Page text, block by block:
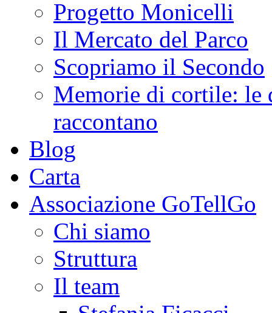
Progetto Monicelli
Il Mercato del Parco
Scopriamo il Secondo
Memorie di cortile: le
raccontano
Blog
Carta
Associazione GoTellGo
Chi siamo
Struttura
Il team